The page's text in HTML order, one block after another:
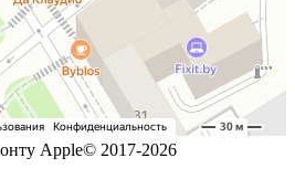
Apple© 2017-2026